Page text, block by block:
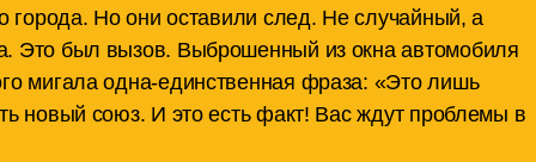
города. Но они оставили след. Не случайный, а
Это был вызов. Выброшенный из окна автомобиля
мигала одна-единственная фраза: «Это лишь
новый союз. И это есть факт! Вас ждут проблемы в